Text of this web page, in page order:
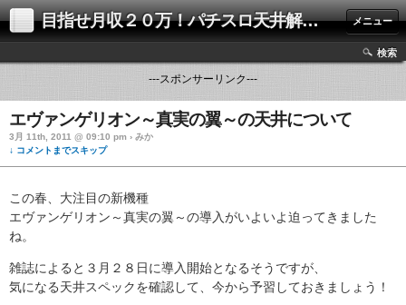
目指せ月収２０万！パチスロ天井解析攻略ブログ メニュー
検索
---スポンサーリンク---
エヴァンゲリオン～真実の翼～の天井について
3月 11th, 2011 @ 09:10 pm › みか
↓ コメントまでスキップ
この春、大注目の新機種
エヴァンゲリオン～真実の翼～の導入がいよいよ迫ってきました
ね。
雑誌によると３月２８日に導入開始となるそうですが、
気になる天井スペックを確認して、今から予習しておきましょう！